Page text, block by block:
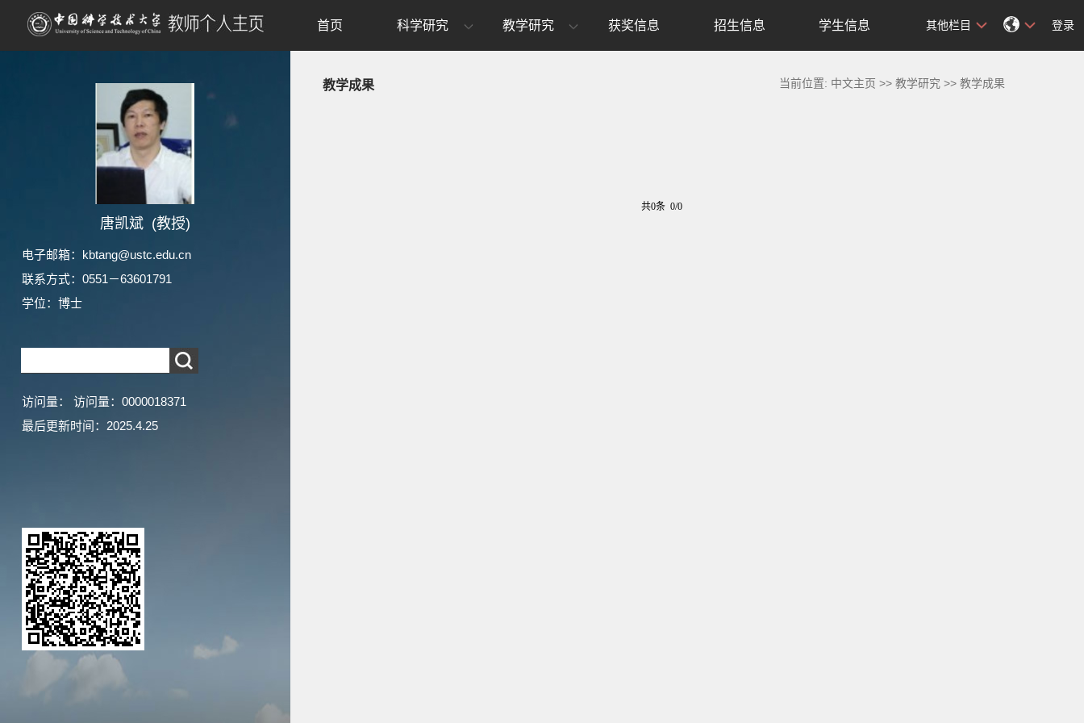
唐凯斌 (教授)
电子邮箱： kbtang@ustc.edu.cn
联系方式：0551－63601791
学位：博士
访问量： 访问量： 0000018371
最后更新时间： 2025.4.25
首页 科学研究 教学研究 获奖信息 招生信息 学生信息 其他栏目 登录
教学成果 当前位置: 中文主页 >>教学研究 >>教学成果
共0条 0/0